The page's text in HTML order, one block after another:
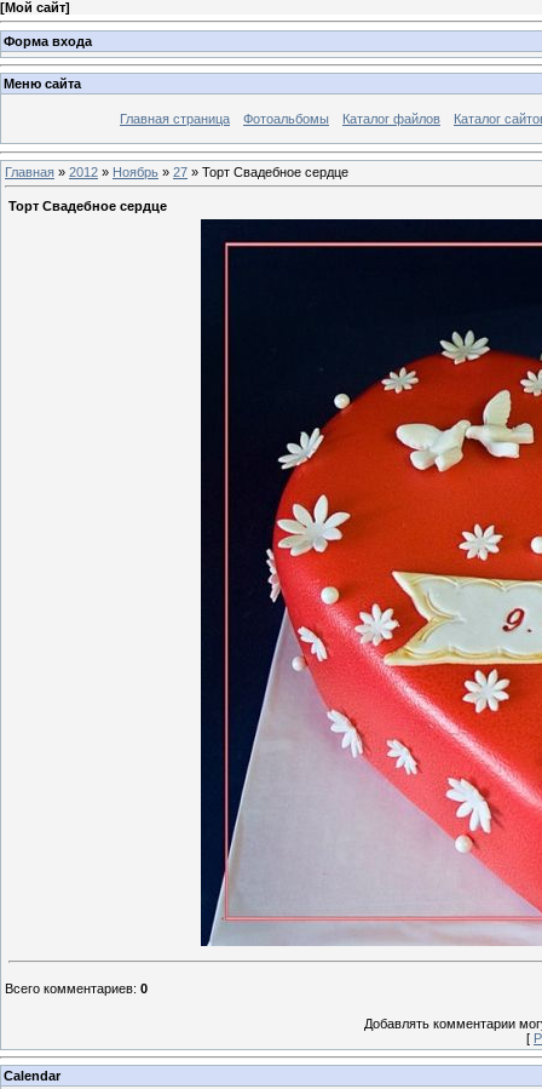
[Мой сайт]
Форма входа
Меню сайта
Главная страница Фотоальбомы Каталог файлов Каталог
Главная » 2012 » Ноябрь » 27 » Торт Свадебное сердце
Торт Свадебное сердце
Всего комментариев: 0
Добавлять комментарии
[
Calendar